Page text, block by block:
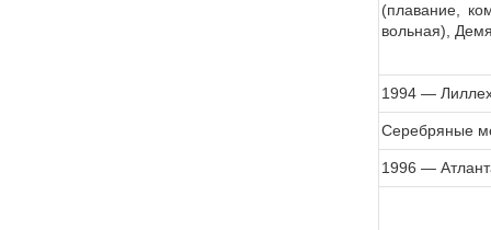
(плавание,
вольная),
1994 —
Серебряные
1996 —